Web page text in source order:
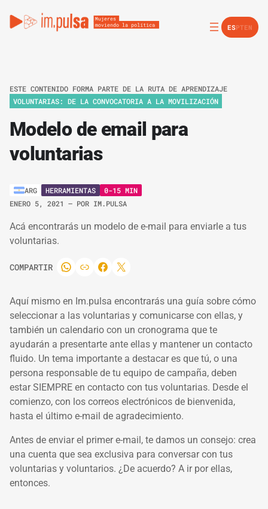
ESPTEN
ESTE CONTENIDO FORMA PARTE DE LA RUTA DE APRENDIZAJE
VOLUNTARIAS: DE LA CONVOCATORIA A LA MOVILIZACIÓN
Modelo de email para
voluntarias
ARG HERRAMIENTAS
0-15 MIN
ENERO 5, 2021 – POR IM.PULSA
Acá encontrarás un modelo de e-mail para enviarle a tus
voluntarias.
COMPARTIR
Aquí mismo en Im.pulsa encontrarás una guía sobre cómo
seleccionar a las voluntarias y comunicarse con ellas, y
también un calendario con un cronograma que te
ayudarán a presentarte ante ellas y mantener un contacto
fluido. Un tema importante a destacar es que tú, o una
persona responsable de tu equipo de campaña, deben
estar SIEMPRE en contacto con tus voluntarias. Desde el
comienzo, con los correos electrónicos de bienvenida,
hasta el último e-mail de agradecimiento.
Antes de enviar el primer e-mail, te damos un consejo: crea
una cuenta que sea exclusiva para conversar con tus
voluntarias y voluntarios. ¿De acuerdo? A ir por ellas,
entonces.